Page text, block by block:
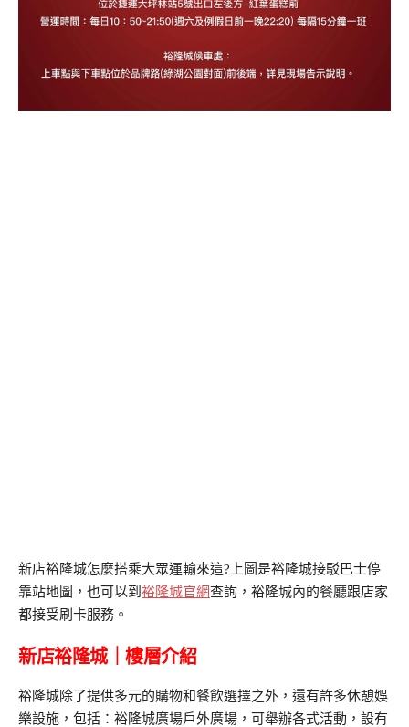
新店裕隆城怎麼搭乘大眾運輸來這?上圖是裕隆城接駁巴士停
靠站地圖，也可以到 裕隆城官網查詢，裕隆城內的餐廳跟店家
都接受刷卡服務。
新店裕隆城｜樓層介紹
裕隆城除了提供多元的購物和餐飲選擇之外，還有許多休憩娛
樂設施，包括：裕隆城廣場戶外廣場，可舉辦各式活動，設有